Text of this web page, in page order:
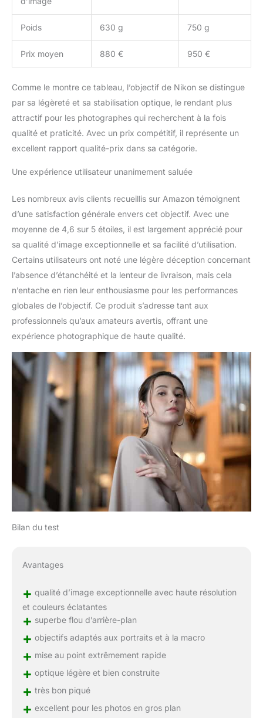
Poids 630 g 750 g
Prix moyen 880 € 950 €
Comme le montre ce tableau, l’objectif de Nikon se distingue
par sa légèreté et sa stabilisation optique, le rendant plus
attractif pour les photographes qui recherchent à la fois
qualité et praticité. Avec un prix compétitif, il représente un
excellent rapport qualité-prix dans sa catégorie.
Une expérience utilisateur unanimement saluée
Les nombreux avis clients recueillis sur Amazon témoignent
d’une satisfaction générale envers cet objectif. Avec une
moyenne de 4,6 sur 5 étoiles, il est largement apprécié pour
sa qualité d’image exceptionnelle et sa facilité d’utilisation.
Certains utilisateurs ont noté une légère déception concernant
l’absence d’étanchéité et la lenteur de livraison, mais cela
n’entache en rien leur enthousiasme pour les performances
globales de l’objectif. Ce produit s’adresse tant aux
professionnels qu’aux amateurs avertis, offrant une
expérience photographique de haute qualité.
Bilan du test
Avantages
+ qualité d’image exceptionnelle avec haute résolution
et couleurs éclatantes
+ superbe flou d’arrière-plan
+ objectifs adaptés aux portraits et à la macro
+ mise au point extrêmement rapide
+ optique légère et bien construite
+ très bon piqué
+ excellent pour les photos en gros plan